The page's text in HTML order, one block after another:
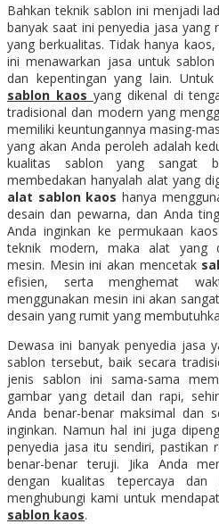
Bahkan teknik sablon ini menjadi
banyak saat ini penyedia jasa yang
yang berkualitas. Tidak hanya
ini menawarkan jasa untuk
dan kepentingan yang lain.
sablon kaos yang dikenal di
tradisional dan modern yang
memiliki keuntungannya masing-
yang akan Anda peroleh adalah
kualitas sablon yang sangat
membedakan hanyalah alat yang
alat sablon kaos hanya
desain dan pewarna, dan Anda
Anda inginkan ke permukaan
teknik modern, maka alat yang
mesin. Mesin ini akan mencetak
efisien, serta menghemat
menggunakan mesin ini akan
desain yang rumit yang
Dewasa ini banyak penyedia jasa
sablon tersebut, baik secara
jenis sablon ini sama-sama
gambar yang detail dan rapi,
Anda benar-benar maksimal dan
inginkan. Namun hal ini juga
penyedia jasa itu sendiri, pastikan
benar-benar teruji. Jika Anda
dengan kualitas tepercaya
menghubungi kami untuk
sablon kaos.